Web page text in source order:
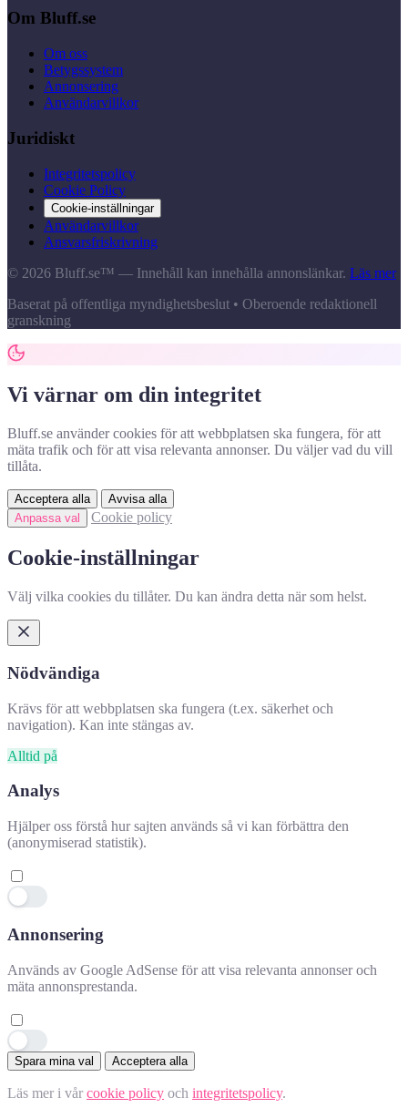
Hjälpte denna information dig?
✕
👍 Ja 👎 Nej
👍
tyckte det hjälpte
Om Bluff.se
Om oss
Betygssystem
Annonsering
Användarvillkor
Juridiskt
Integritetspolicy
Cookie Policy
Cookie-inställningar
Användarvillkor
Ansvarsfriskrivning
© 2026 Bluff.se™ — Innehåll kan innehålla annonslänkar. Läs mer
Baserat på offentliga myndighetsbeslut • Oberoende redaktionell
granskning
Vi värnar om din integritet
Bluff.se använder cookies för att webbplatsen ska fungera, för att
mäta trafik och för att visa relevanta annonser. Du väljer vad du vill
tillåta.
Acceptera alla
Avvisa alla
Anpassa val
Cookie policy
Cookie-inställningar
Välj vilka cookies du tillåter. Du kan ändra detta när som helst.
Nödvändiga
Krävs för att webbplatsen ska fungera (t.ex. säkerhet och
navigation). Kan inte stängas av.
Alltid på
Analys
Hjälper oss förstå hur sajten används så vi kan förbättra den
(anonymiserad statistik).
Annonsering
Används av Google AdSense för att visa relevanta annonser och
mäta annonsprestanda.
Spara mina val Acceptera alla
Läs mer i vår cookie policy och integritetspolicy.